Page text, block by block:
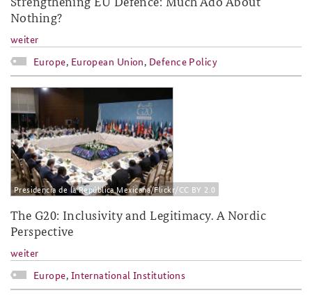
Nothing?
weiter
Europe, European Union, Defence Policy
2017-12.jpg
Presidencia de la República Mexicana/Flickr/CC BY 2.0
The G20: Inclusivity and Legitimacy. A Nordic
Perspective
weiter
Europe, International Institutions